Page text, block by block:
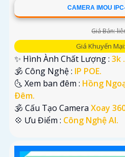
CAMERA IMOU
Giá Bán:
Giá Khuyến
✨ Hình Ành Chất Lượng : 3k .
🕉️ Công Nghệ : IP POE.
🌜 Xem ban đêm : Hồng
Ðêm.
🕉️ Cấu Tạo Camera Xoay
️💠 Ưu Điểm : Công Nghệ AI.